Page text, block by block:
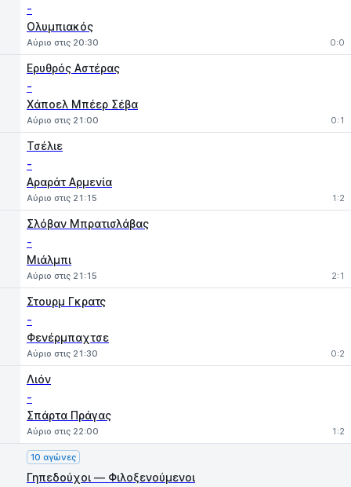
-
Ολυμπιακός
Αύριο στις 20:30 0:0
Ερυθρός Αστέρας
-
Χάποελ Μπέερ Σέβα
Αύριο στις 21:00 0:1
Τσέλιε
-
Αραράτ Αρμενία
Αύριο στις 21:15 1:2
Σλόβαν Μπρατισλάβας
-
Μιάλμπι
Αύριο στις 21:15 2:1
Στουρμ Γκρατς
-
Φενέρμπαχτσε
Αύριο στις 21:30 0:2
Λιόν
-
Σπάρτα Πράγας
Αύριο στις 22:00 1:2
10 αγώνες
Γηπεδούχοι — Φιλοξενούμενοι